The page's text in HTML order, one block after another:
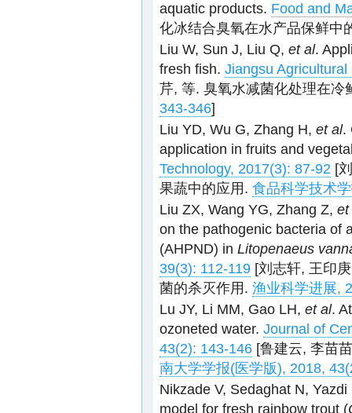
aquatic products. Food and
化冰结合臭氧在水产品保鲜中
Liu W, Sun J, Liu Q, et al.
fresh fish. Jiangsu
芹, 等. 臭氧水减菌化处理在
343-346]
Liu YD, Wu G, Zhang H, et al.
application in fruits and
Technology, 2017(3): 87-92 [
果蔬中的应用. 食品科学技术
Liu ZX, Wang YG, Zhang Z, et
on the pathogenic bacteria of
(AHPND) in Litopenaeus
39(3): 112-119 [刘志轩, 王印
菌的杀灭作用. 渔业科学进展,
Lu JY, Li MM, Gao LH, et al.
ozoneted water. Journal of
43(2): 143-146 [鲁建云, 李苗
南大学学报(医学版), 2018,
Nikzade V, Sedaghat N,
model for fresh rainbow trout (